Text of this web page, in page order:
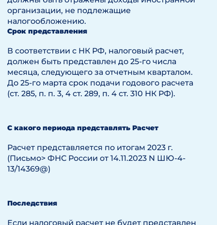
организации, не подлежащие
налогообложению.
Срок представления
В соответствии с НК РФ, налоговый расчет,
должен быть представлен до 25-го числа
месяца, следующего за отчетным кварталом.
До 25-го марта срок подачи годового расчета
(ст. 285, п. п. 3, 4 ст. 289, п. 4 ст. 310 НК РФ).
С какого периода представлять Расчет
Расчет представляется по итогам 2023 г.
(Письмо> ФНС России от 14.11.2023 N ШЮ-4-
13/14369@)
Последствия
Если налоговый расчет не будет представлен